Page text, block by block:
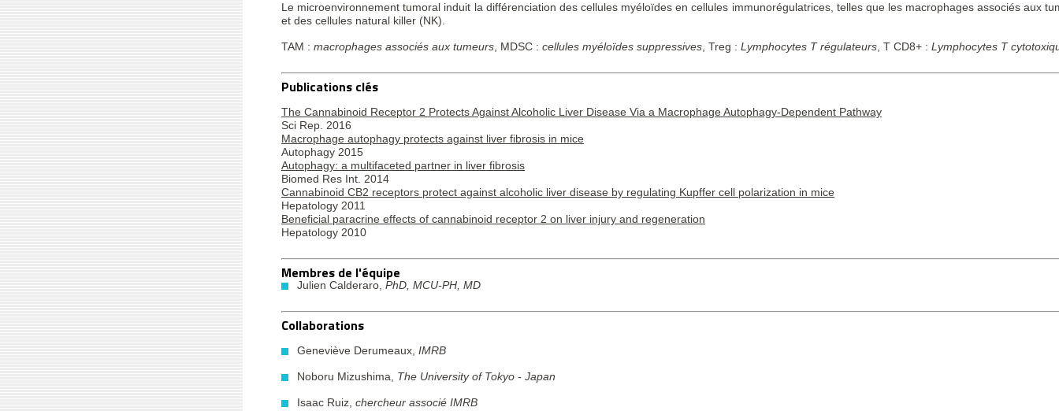
Le microenvironnement tumoral induit la différenciation des cellules myéloïdes en cellules immunorégulatrices, telles que les macrophages associés
et des cellules natural killer (NK).
TAM : macrophages associés aux tumeurs , MDSC : cellules myéloïdes suppressives , Treg : Lymphocytes T régulateurs , T CD8+ : Lymphocytes T
Publications clés
The Cannabinoid Receptor 2 Protects Against Alcoholic Liver Disease Via a Macrophage Autophagy-Dependent Pathway
Sci Rep. 2016
Macrophage autophagy protects against liver fibrosis in mice
Autophagy 2015
Autophagy: a multifaceted partner in liver fibrosis
Biomed Res Int. 2014
Cannabinoid CB2 receptors protect against alcoholic liver disease by regulating Kupffer cell polarization in mice
Hepatology 2011
Beneficial paracrine effects of cannabinoid receptor 2 on liver injury and regeneration
Hepatology 2010
Membres de l'équipe
Julien Calderaro, PhD, MCU-PH, MD
Collaborations
Geneviève Derumeaux, IMRB
Noboru Mizushima, The University of Tokyo - Japan
Isaac Ruiz, chercheur associé IMRB